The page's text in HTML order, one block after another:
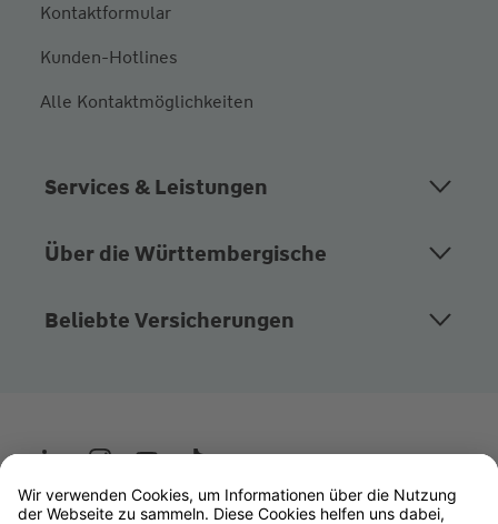
Kontaktformular
Kunden-Hotlines
Alle Kontaktmöglichkeiten
Services & Leistungen
Über die Württembergische
Beliebte Versicherungen
Wüstenrot